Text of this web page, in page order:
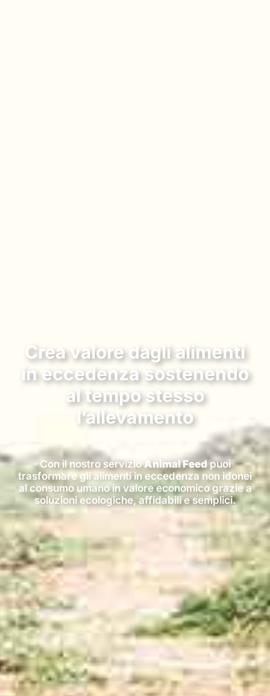
Crea valore dagli alimenti
in eccedenza sostenendo
al tempo stesso
l’allevamento
Con il nostro servizioAnimal Feedpuoi
trasformare gli alimenti in eccedenza non idonei
al consumo umano in valore economico grazie a
soluzioni ecologiche, affidabili e semplici.